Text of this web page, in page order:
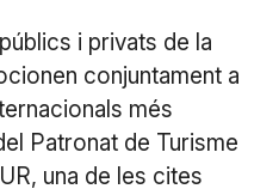
i privats de la
conjuntament a
més
Patronat de Turisme
una de les cites